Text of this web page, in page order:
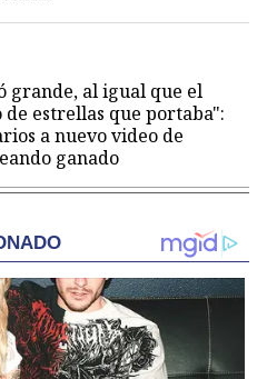
grande, al igual que el
estrellas que portaba":
a nuevo video de
ganado